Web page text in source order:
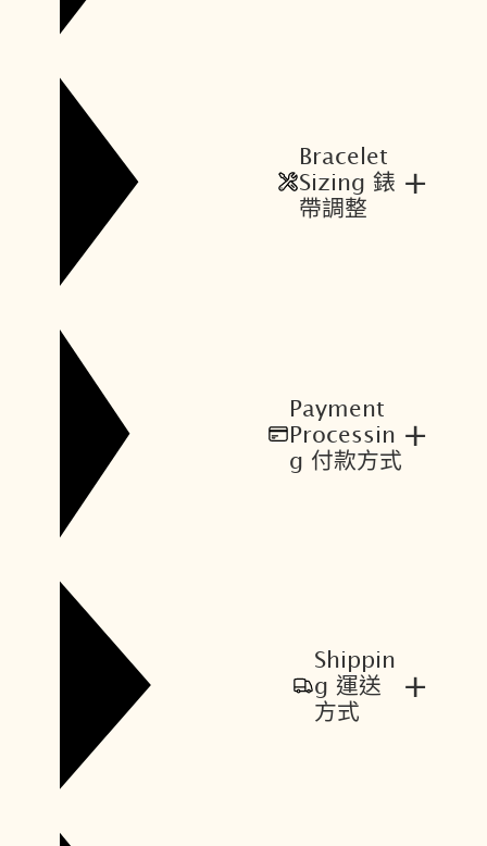
Bracelet
Sizing 錶
帶調整
+
Payment
Processin
g 付款方式
+
Shippin
g 運送
方式
+